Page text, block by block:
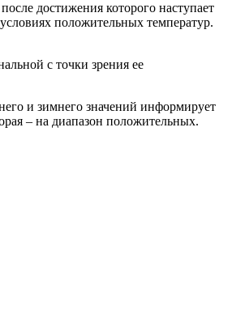
достижения которого наступает
положительных температур.
с точки зрения ее
и зимнего значений информирует
– на диапазон положительных.